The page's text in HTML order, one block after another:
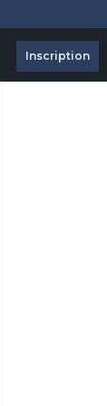
Inscription